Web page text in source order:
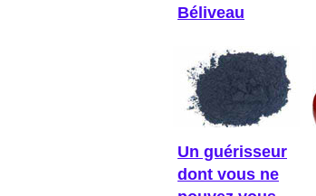
Béliveau
Un guérisseur
dont vous ne